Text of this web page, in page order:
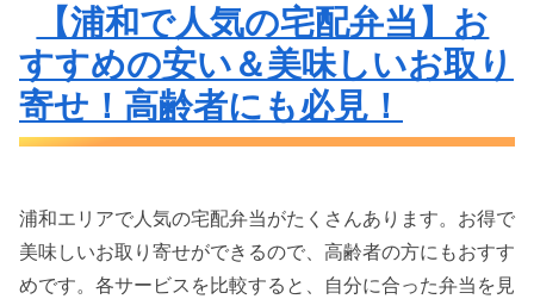
【浦和で人気の宅配弁当】お
すすめの安い＆美味しいお取り
寄せ！高齢者にも必見！
浦和エリアで人気の宅配弁当がたくさんあります。お得で
美味しいお取り寄せができるので、高齢者の方にもおすす
めです。各サービスを比較すると、自分に合った弁当を見